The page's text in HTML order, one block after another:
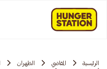
الرئيسية المقاضي الظهران